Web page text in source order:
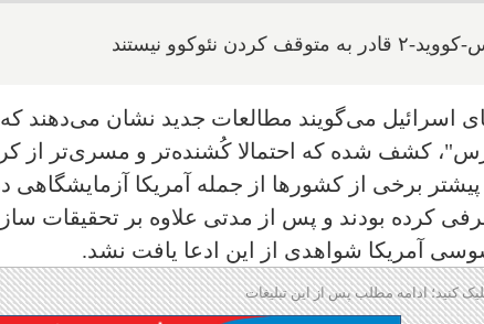
نئوکوو نیستند
اسرائیل می‌گویند مطالعات جدید نشان می‌دهند
کشف شده که احتمالا کُشنده‌تر و مسری‌تر از
برخی از کشورها از جمله آمریکا آزمایشگاهی
کرده بودند و پس از مدتی علاوه بر تحقیقات
آمریکا شواهدی از این ادعا یافت نشد.
کنید؛ ادامه مطلب پس از این تبلیغات